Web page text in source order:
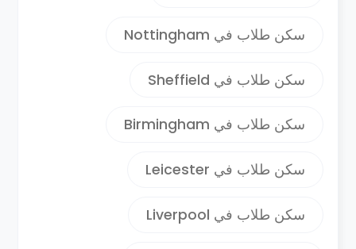
الطلبه البريطانيين والدوليين من خلال الحياه
تجذب الطلبه من جميع انحاء العالم .
سكن طلاب في Nottingham
سكن طلاب في Sheffield
سكن طلاب في Birmingham
سكن طلاب في Leicester
سكن طلاب في Liverpool